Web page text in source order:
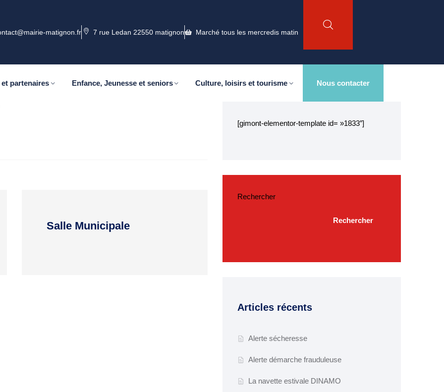
matignon.fr 7 rue Ledan 22550 matignon Marché tous les mercredis matin
partenaires Enfance, Jeunesse et seniors Culture, loisirs et tourisme Nous contacter
Salle Municipale
[gimont-elementor-template id= »1833″]
Rechercher
Rechercher
Articles récents
Alerte sécheresse
Alerte démarche frauduleuse
La navette estivale DINAMO